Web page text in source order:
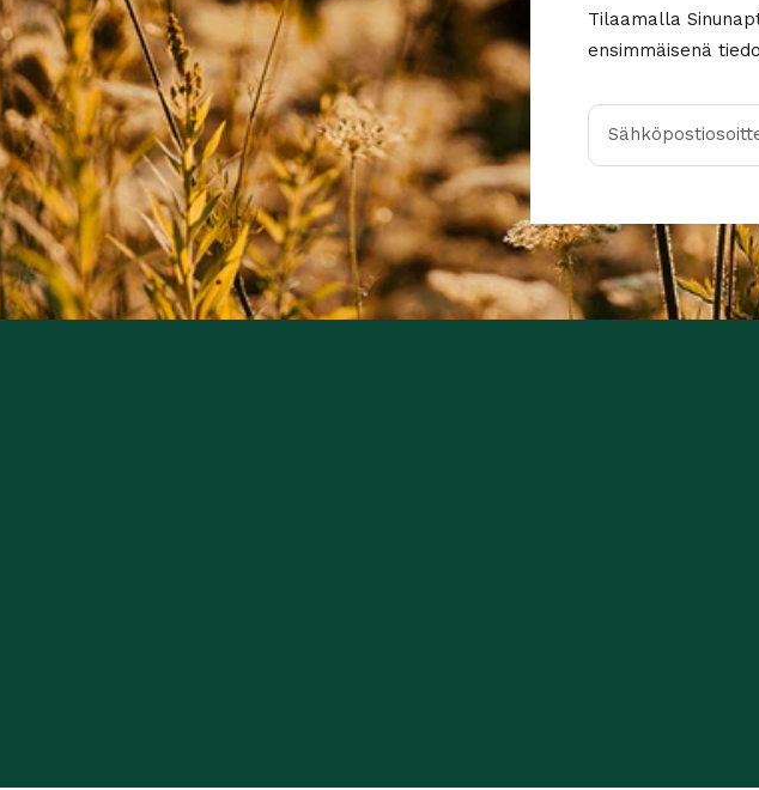
Tilaamalla
ensimmäisenä